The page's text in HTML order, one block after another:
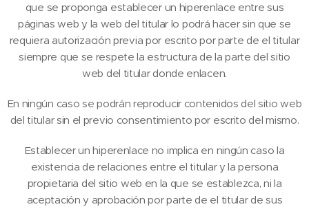
que se proponga establecer un hiperenlace entre sus
páginas web y la web del titular lo podrá hacer sin que se
requiera autorización previa por escrito por parte de el titular
siempre que se respete la estructura de la parte del sitio
web del titular donde enlacen.
En ningún caso se podrán reproducir contenidos del sitio web
del titular sin el previo consentimiento por escrito del mismo.
Establecer un hiperenlace no implica en ningún caso la
existencia de relaciones entre el titular y la persona
propietaria del sitio web en la que se establezca, ni la
aceptación y aprobación por parte de el titular de sus